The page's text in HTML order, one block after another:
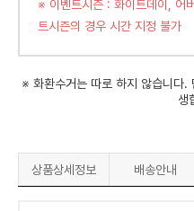
※ 이벤트시즌 : 화이트데이, 어
트시즌의 경우 시간 지정 불가
※ 화환수거는 따로 하지 않습니다.
생
상품상세정보 배송안내